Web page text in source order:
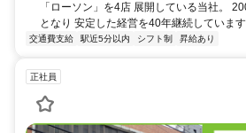
「ローソン」を4店 展開している当社。
となり 安定した経営を40年継続していま
交通費支給 駅近5分以内 シフト制 昇給あり
正社員